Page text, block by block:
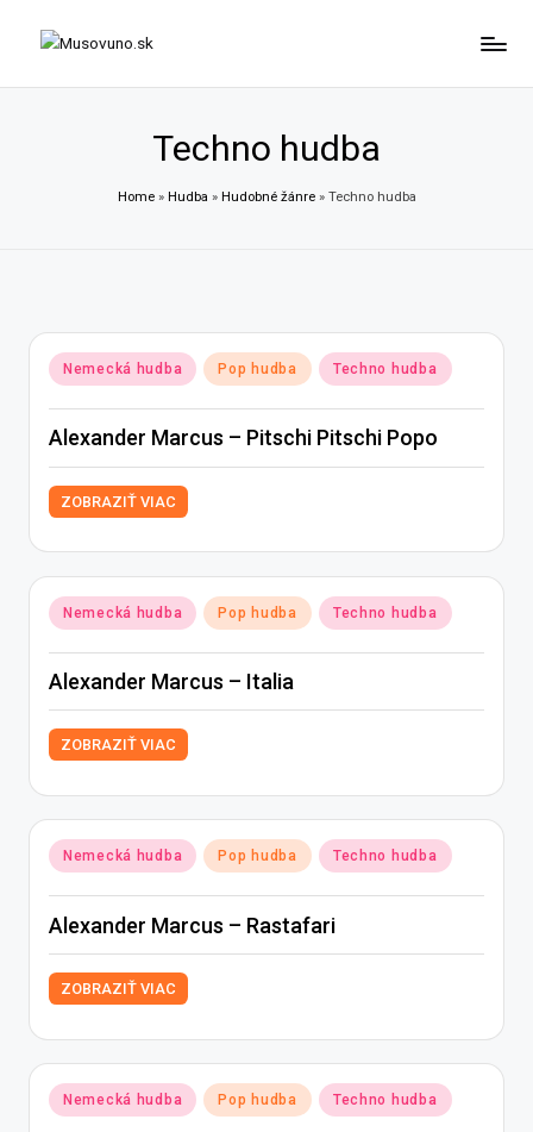
Techno hudba
Home» Hudba » Hudobné žánre» Techno hudba
Posted
in
Nemecká hudba Pop hudba Techno hudba
Alexander Marcus – Pitschi Pitschi Popo
ZOBRAZIŤ VIAC
Posted
in
Nemecká hudba Pop hudba Techno hudba
Alexander Marcus – Italia
ZOBRAZIŤ VIAC
Posted
in
Nemecká hudba Pop hudba Techno hudba
Alexander Marcus – Rastafari
ZOBRAZIŤ VIAC
Posted
in
Nemecká hudba Pop hudba Techno hudba